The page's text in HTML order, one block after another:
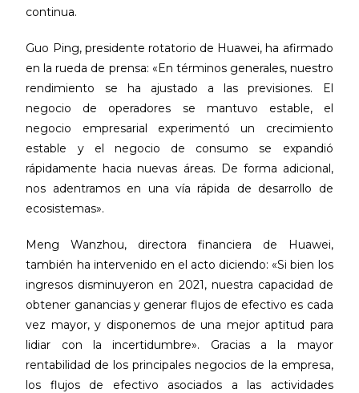
continua.
Guo Ping, presidente rotatorio de Huawei, ha afirmado
en la rueda de prensa: «En términos generales, nuestro
rendimiento se ha ajustado a las previsiones. El
negocio de operadores se mantuvo estable, el
negocio empresarial experimentó un crecimiento
estable y el negocio de consumo se expandió
rápidamente hacia nuevas áreas. De forma adicional,
nos adentramos en una vía rápida de desarrollo de
ecosistemas».
Meng Wanzhou, directora financiera de Huawei,
también ha intervenido en el acto diciendo: «Si bien los
ingresos disminuyeron en 2021, nuestra capacidad de
obtener ganancias y generar flujos de efectivo es cada
vez mayor, y disponemos de una mejor aptitud para
lidiar con la incertidumbre». Gracias a la mayor
rentabilidad de los principales negocios de la empresa,
los flujos de efectivo asociados a las actividades